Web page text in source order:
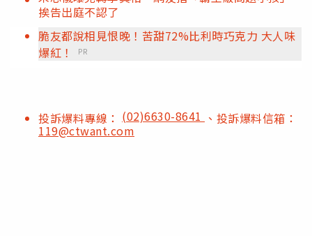
挨告出庭不認了
脆友都說相見恨晚！苦甜72%比利時巧克力 大人味
爆紅！
PR
投訴爆料專線： (02)6630-8641 、投訴爆料信箱：
119@ctwant.com